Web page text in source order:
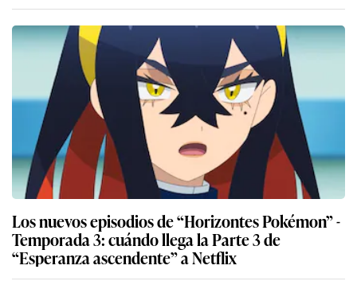
Los nuevos episodios de “Horizontes Pokémon” -
Temporada 3: cuándo llega la Parte 3 de
“Esperanza ascendente” a Netflix